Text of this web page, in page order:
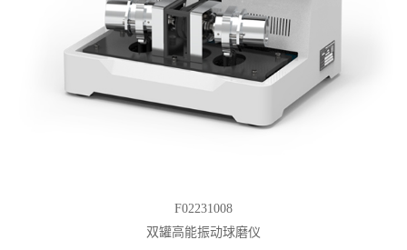
F02231008
双罐高能振动球磨仪